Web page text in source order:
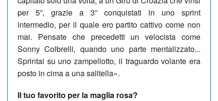
per 5”, grazie a 3” conquistati in uno sprint
intermedio, per il quale ero partito cattivo come non
mai. Pensate che precedetti un velocista come
Sonny Colbrelli, quando uno parte mentalizzato...
Sprintai su uno zampellotto, il traguardo volante era
posto in cima a una salitella».
Il tuo favorito per la maglia rosa?